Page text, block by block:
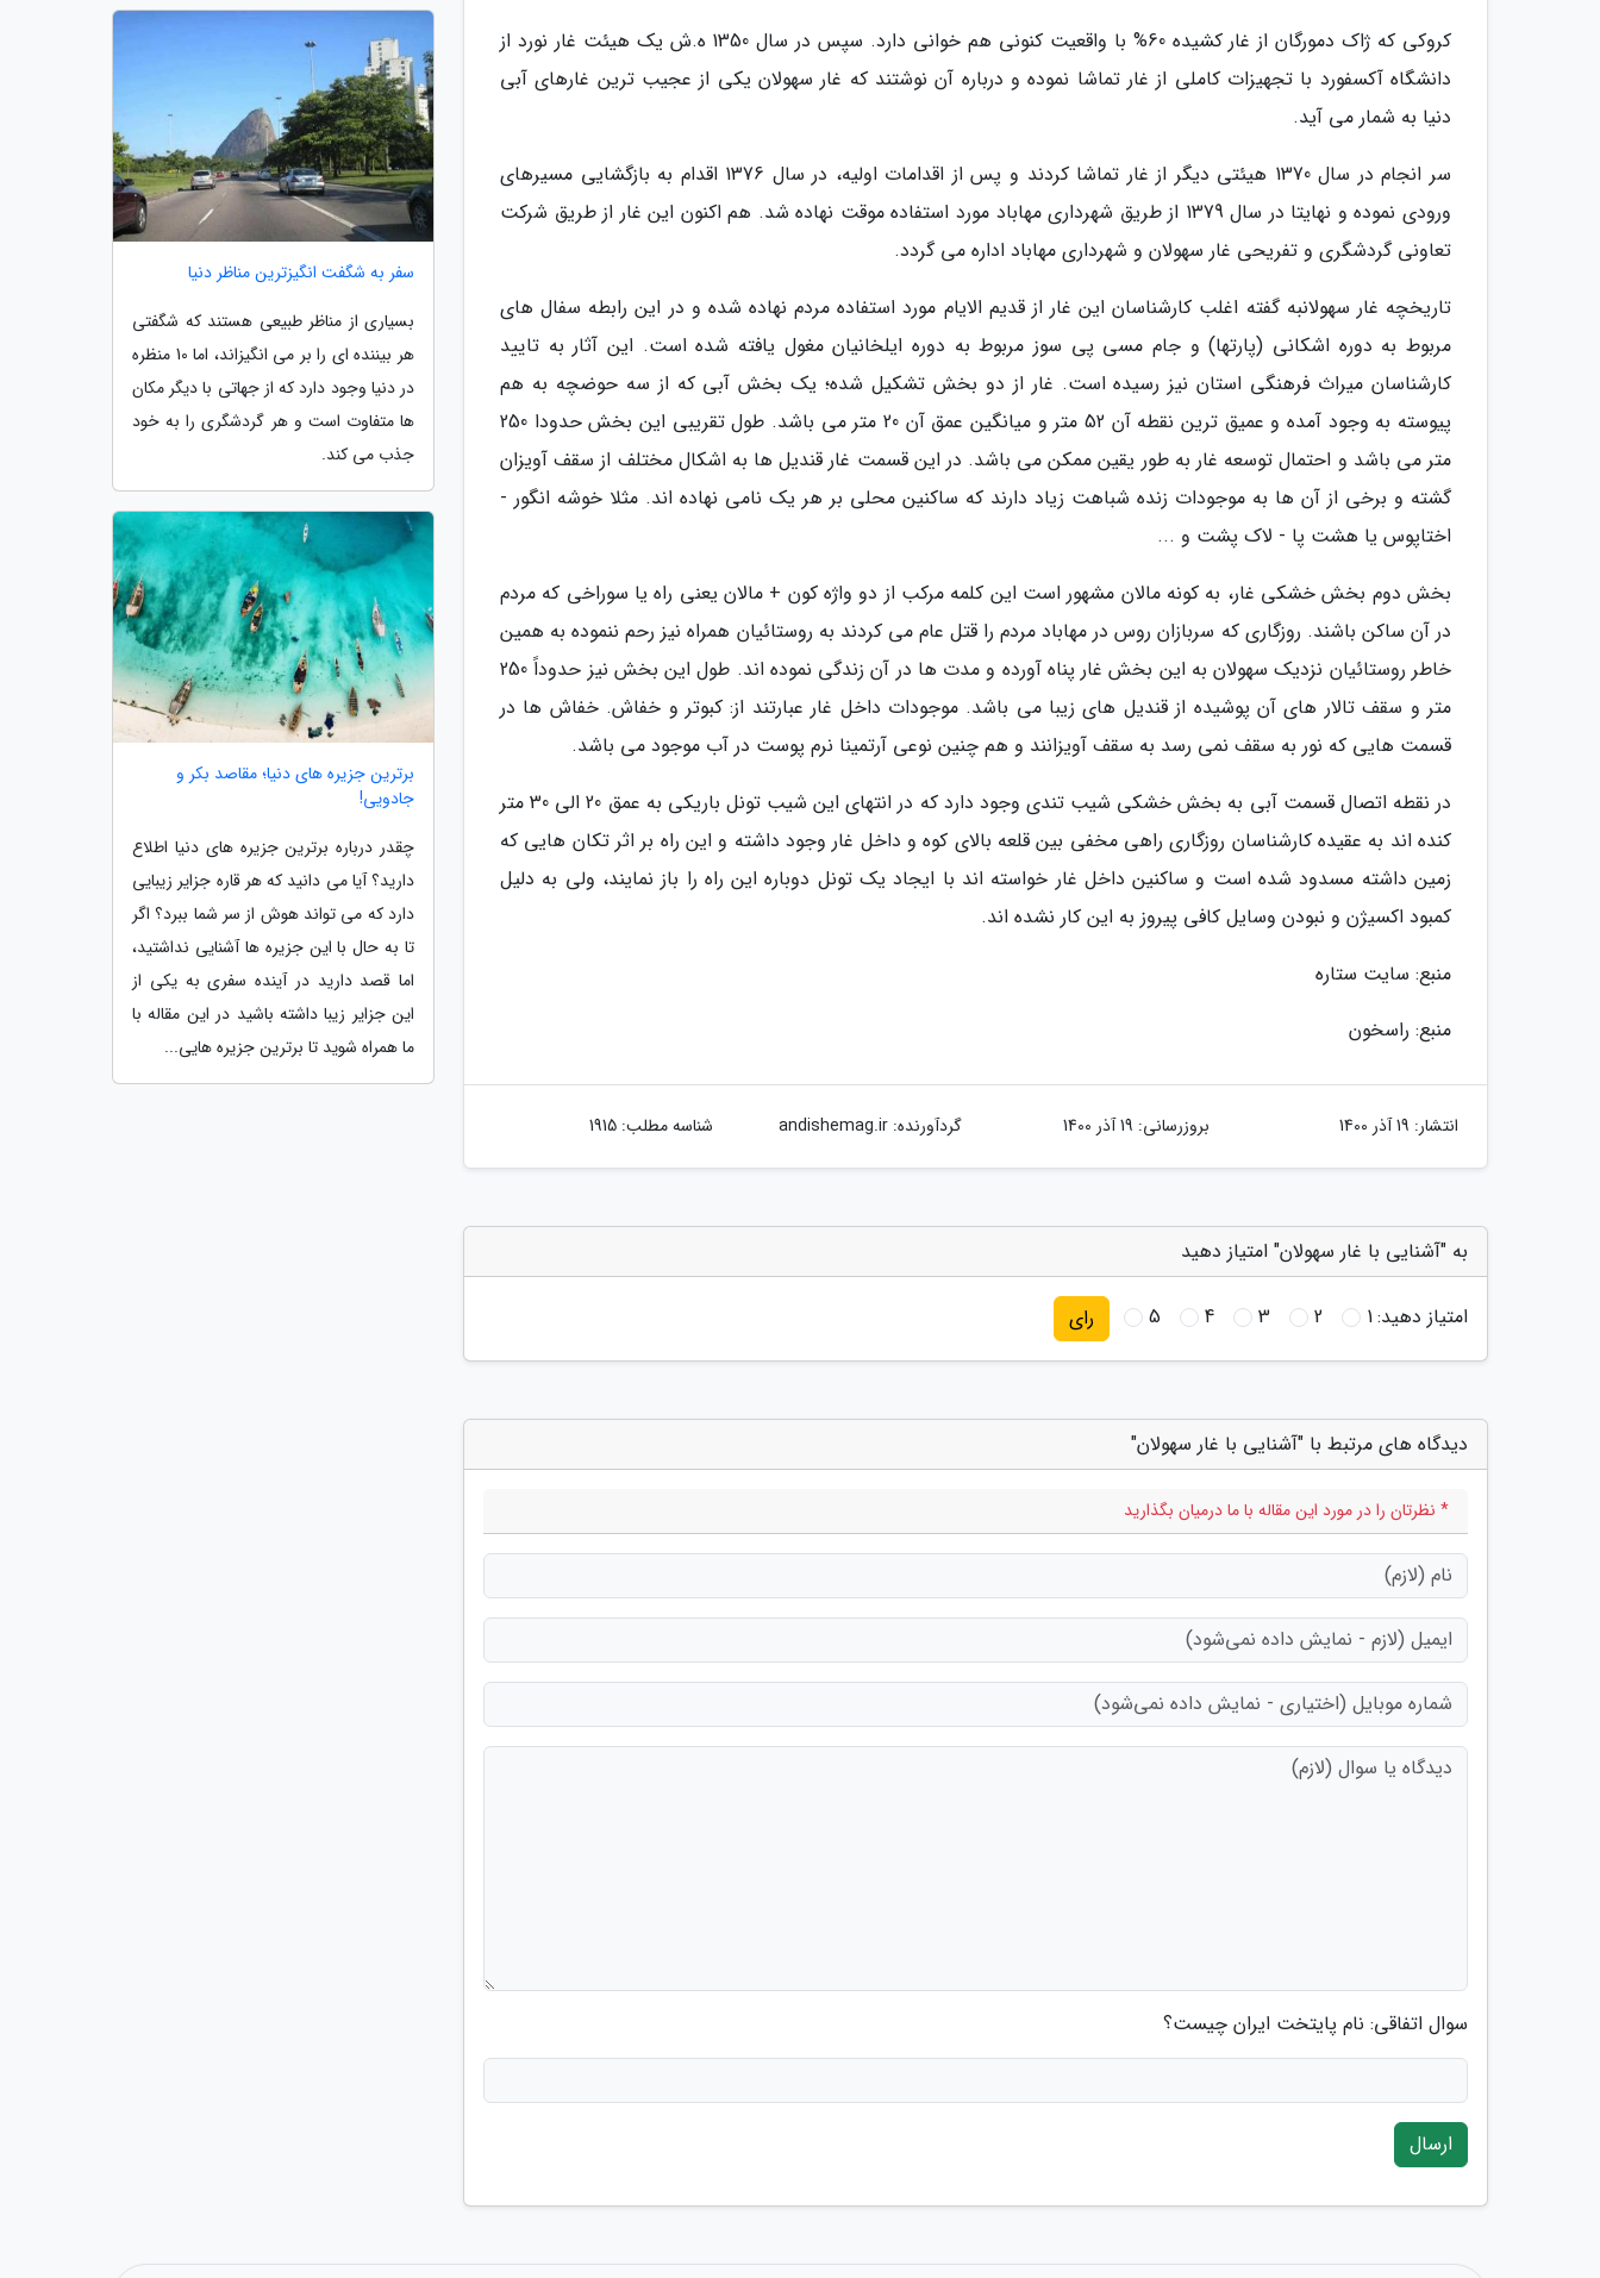
کروکی که ژاک دمورگان از غار کشیده 60% با واقعیت کنونی هم خوانی دارد. سپس در سال 1350 ه.ش یک هیئت غار نورد از
دانشگاه آکسفورد با تجهیزات کاملی از غار تماشا نموده و درباره آن نوشتند که غار سهولان یکی از عجیب ترین غارهای آبی
دنیا به شمار می آید.
سر انجام در سال 1370 هیئتی دیگر از غار تماشا کردند و پس از اقدامات اولیه، در سال 1376 اقدام به بازگشایی مسیرهای
ورودی نموده و نهایتا در سال 1379 از طریق شهرداری مهاباد مورد استفاده موقت نهاده شد. هم اکنون این غار از طریق شرکت
تعاونی گردشگری و تفریحی غار سهولان و شهرداری مهاباد اداره می گردد.
تاریخچه غار سهولانبه گفته اغلب کارشناسان این غار از قدیم الایام مورد استفاده مردم نهاده شده و در این رابطه سفال های
مربوط به دوره اشکانی (پارتها) و جام مسی پی سوز مربوط به دوره ایلخانیان مغول یافته شده است. این آثار به تایید
کارشناسان میراث فرهنگی استان نیز رسیده است. غار از دو بخش تشکیل شده؛ یک بخش آبی که از سه حوضچه به هم
پیوسته به وجود آمده و عمیق ترین نقطه آن 52 متر و میانگین عمق آن 20 متر می باشد. طول تقریبی این بخش حدودا 250
متر می باشد و احتمال توسعه غار به طور یقین ممکن می باشد. در این قسمت غار قندیل ها به اشکال مختلف از سقف آویزان
گشته و برخی از آن ها به موجودات زنده شباهت زیاد دارند که ساکنین محلی بر هر یک نامی نهاده اند. مثلا خوشه انگور -
اختاپوس یا هشت پا - لاک پشت و ...
بخش دوم بخش خشکی غار، به کونه مالان مشهور است این کلمه مرکب از دو واژه کون + مالان یعنی راه یا سوراخی که مردم
در آن ساکن باشند. روزگاری که سربازان روس در مهاباد مردم را قتل عام می کردند به روستائیان همراه نیز رحم ننموده به همین
خاطر روستائیان نزدیک سهولان به این بخش غار پناه آورده و مدت ها در آن زندگی نموده اند. طول این بخش نیز حدوداً 250
متر و سقف تالار های آن پوشیده از قندیل های زیبا می باشد. موجودات داخل غار عبارتند از: کبوتر و خفاش. خفاش ها در
قسمت هایی که نور به سقف نمی رسد به سقف آویزانند و هم چنین نوعی آرتمینا نرم پوست در آب موجود می باشد.
در نقطه اتصال قسمت آبی به بخش خشکی شیب تندی وجود دارد که در انتهای این شیب تونل باریکی به عمق 20 الی 30 متر
کنده اند به عقیده کارشناسان روزگاری راهی مخفی بین قلعه بالای کوه و داخل غار وجود داشته و این راه بر اثر تکان هایی که
زمین داشته مسدود شده است و ساکنین داخل غار خواسته اند با ایجاد یک تونل دوباره این راه را باز نمایند، ولی به دلیل
کمبود اکسیژن و نبودن وسایل کافی پیروز به این کار نشده اند.
منبع: سایت ستاره
منبع: راسخون
انتشار: 19 آذر 1400 بروزرسانی: 19 آذر 1400 گردآورنده:andishemag.ir شناسه مطلب: 1915
به "آشنایی با غار سهولان" امتیاز دهید
امتیاز دهید:1
2
3
4
5 رای
دیدگاه های مرتبط با "آشنایی با غار سهولان"
* نظرتان را در مورد این مقاله با ما درمیان بگذارید
سوال اتفاقی: نام پایتخت ایران چیست؟
ارسال
سفر به شگفت انگیزترین مناظر دنیا
بسیاری از مناظر طبیعی هستند که شگفتی
هر بیننده ای را بر می انگیزاند، اما 10 منظره
در دنیا وجود دارد که از جهاتی با دیگر مکان
ها متفاوت است و هر گردشگری را به خود
جذب می کند.
برترین جزیره های دنیا؛ مقاصد بکر و
جادویی!
چقدر درباره برترین جزیره های دنیا اطلاع
دارید؟ آیا می دانید که هر قاره جزایر زیبایی
دارد که می تواند هوش از سر شما ببرد؟ اگر
تا به حال با این جزیره ها آشنایی نداشتید،
اما قصد دارید در آینده سفری به یکی از
این جزایر زیبا داشته باشید در این مقاله با
ما همراه شوید تا برترین جزیره هایی...